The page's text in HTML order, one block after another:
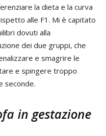
la dieta e la curva
alle F1. Mi è capitato
dovuti alla
dei due gruppi, che
e smagrire le
e spingere troppo
seconde.
in gestazione